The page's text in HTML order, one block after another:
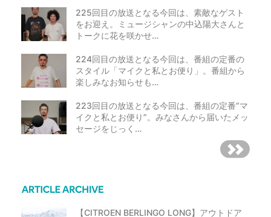
225回目の放送となる今回は、素敵なゲスト
をお迎え。ミュージシャンの中込陽大さんと
トークに花を咲かせ…
224回目の放送となる今回は、番組の定番の
スタイル「マイクと私とお便り」。番組から
楽しみなお知らせも…
223回目の放送となる今回は、番組の定番“マ
イクと私とお便り”。みなさんから届いたメッ
セージをじっく…
【CITROEN BERLINGO LONG】アウトドア